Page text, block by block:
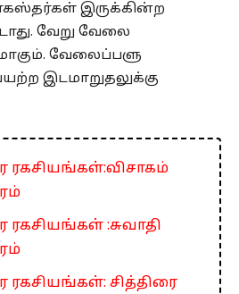
இருக்கின்ற
வேறு வேலை
வேலைப்பளு
இடமாறுதலுக்கு
ரகசியங்கள்:விசாகம்
ரகசியங்கள் :சுவாதி
ரகசியங்கள்: சித்திரை